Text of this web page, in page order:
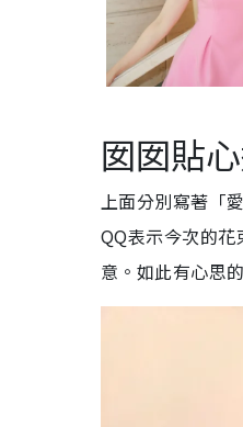
囡囡貼
上面分別寫著「
QQ表示今次的
意。如此有心思